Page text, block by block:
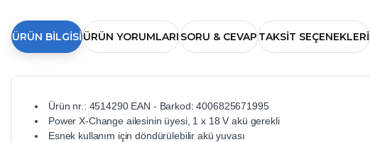
ÜRÜN BILGISI ÜRÜN YORUMLARISORU & CEVAPTAKSIT SEÇENEKLERI
Ürün nr.: 4514290 EAN - Barkod: 4006825671995
Power X-Change ailesinin üyesi, 1 x 18 V akü gerekli
Esnek kullanım için döndürülebilir akü yuvası